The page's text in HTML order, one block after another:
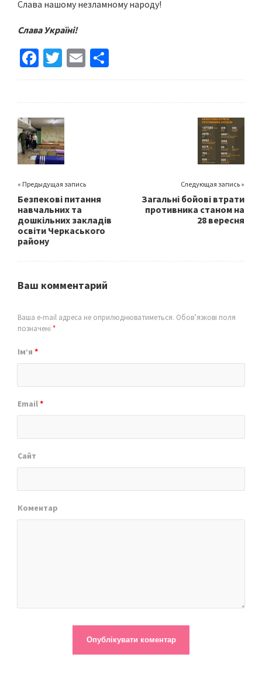
Слава нашому незламному народу!
Слава Україні!
Fa
ce
o
o
k
T
wi
er
E
m h
« Предыдущая запись
Безпекові питання
навчальних та
дошкільних закладів
освіти Черкаського
району
Следующая запись »
Загальні бойові втрати
противника станом на
28 вересня
Ваш комментарий
Ваша e-mail адреса не оприлюднюватиметься. Обов’язкові поля
позначені *
Ім’я *
Email*
Сайт
Коментар